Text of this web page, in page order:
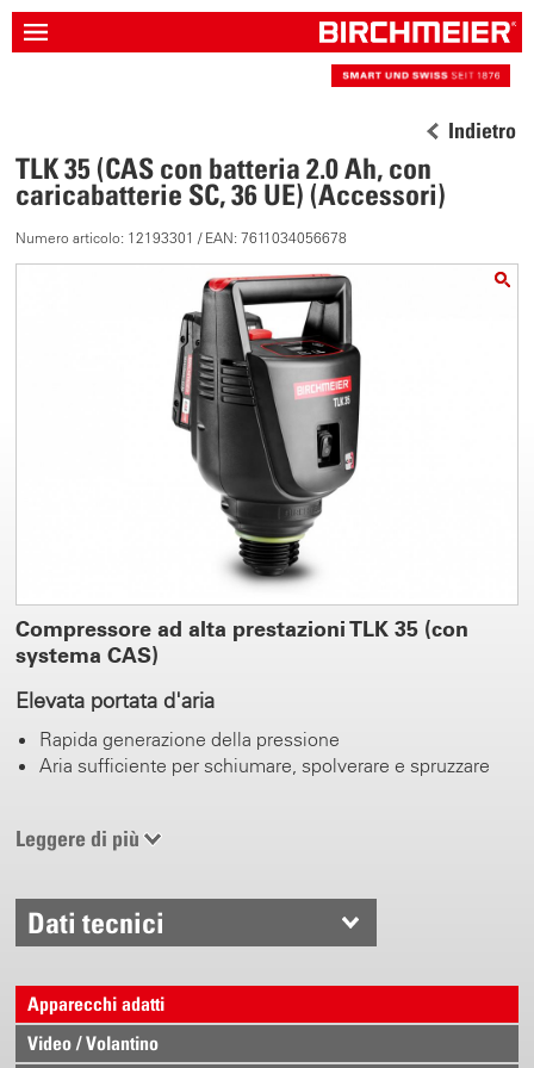
Indietro
TLK 35 (CAS con batteria 2.0 Ah, con
caricabatterie SC, 36 UE) (Accessori)
Numero articolo: 12193301 / EAN: 7611034056678
Compressore ad alta prestazioni TLK 35 (con
systema CAS)
Elevata portata d'aria
Rapida generazione della pressione
Aria sufficiente per schiumare, spolverare e spruzzare
0.5 - 3.5 bar pressione di esercizio
Indicatore di pressione
Di 2.0 Ah - 10.0 Ah disponibile
Spruzzare, prolungare a piacere il tempo di schiumatura
della polvere
Leggere di più
Dati tecnici
Apparecchi adatti
Video / Volantino